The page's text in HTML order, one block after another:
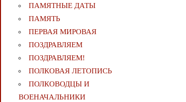
ПАМЯТНЫЕ ДАТЫ
ПАМЯТЬ
ПЕРВАЯ МИРОВАЯ
ПОЗДРАВЛЯЕМ
ПОЗДРАВЛЯЕМ!
ПОЛКОВАЯ ЛЕТОПИСЬ
ПОЛКОВОДЦЫ И
ВОЕНАЧАЛЬНИКИ